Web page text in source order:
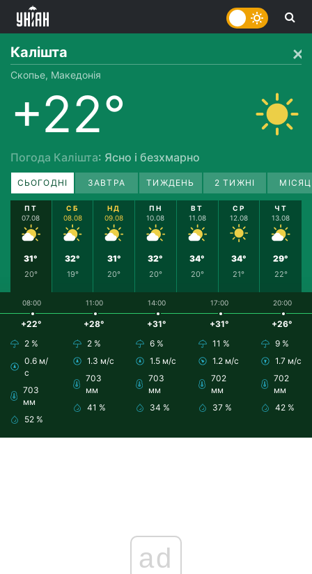
Калішта
Скопье, Македонія
+22°
Погода Калішта: Ясно і безхмарно
СЬОГОДНІ ЗАВТРА ТИЖДЕНЬ 2 ТИЖНІ
ПТ
07.08
31°
20°
СБ
08.08
32°
19°
НД
09.08
31°
20°
ПН
10.08
32°
20°
ВТ
11.08
34°
20°
СР
12.08
34°
21°
ЧТ
13.08
29°
22°
08:00
+22°
2 %
0.6 м/
с
703
мм
52 %
11:00
+28°
2 %
1.3 м/с
703
мм
41 %
14:00
+31°
6 %
1.5 м/с
703
мм
34 %
17:00
+31°
11 %
1.2 м/с
702
мм
37 %
20:00
+26°
9 %
1.7 м/с
702
мм
42 %
ad